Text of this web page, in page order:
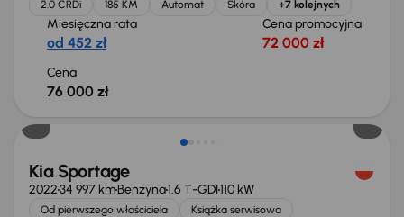
2.0 CRDi 185 KM Automat Skóra +7 kolejnych
Miesięczna rata
od 452 zł
Cena promocyjna
72 000 zł
Cena
76 000 zł
Kia Sportage
202234 997 kmBenzyna1.6 T-GDI110 kW
Od pierwszego właściciela
Książka serwisowa